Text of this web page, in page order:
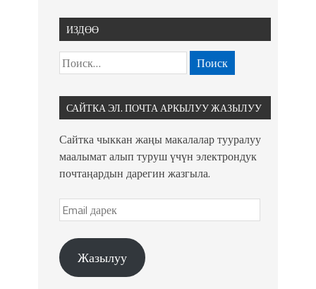
ИЗДӨӨ
САЙТКА ЭЛ. ПОЧТА АРКЫЛУУ ЖАЗЫЛУУ
Сайтка чыккан жаңы макалалар тууралуу
маалымат алып туруш үчүн электрондук
почтаңардын дарегин жазгыла.
Жазылуу